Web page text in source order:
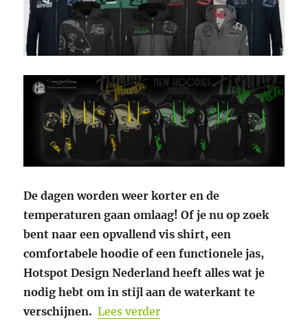
De dagen worden weer korter en de
temperaturen gaan omlaag! Of je nu op zoek
bent naar een opvallend vis shirt, een
comfortabele hoodie of een functionele jas,
Hotspot Design Nederland heeft alles wat je
nodig hebt om in stijl aan de waterkant te
verschijnen. Lees verder“Warme kleding bij